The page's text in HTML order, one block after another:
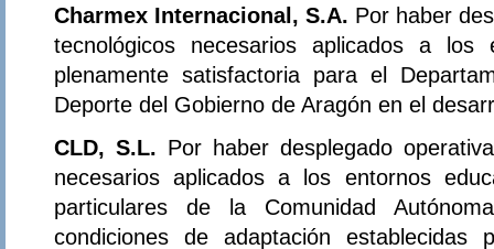
Charmex Internacional, S.A. Por haber
tecnológicos necesarios aplicados a los
plenamente satisfactoria para el
Deporte del Gobierno de Aragón en el
CLD, S.L. Por haber desplegado
necesarios aplicados a los entornos
particulares de la Comunidad
condiciones de adaptación establecidas